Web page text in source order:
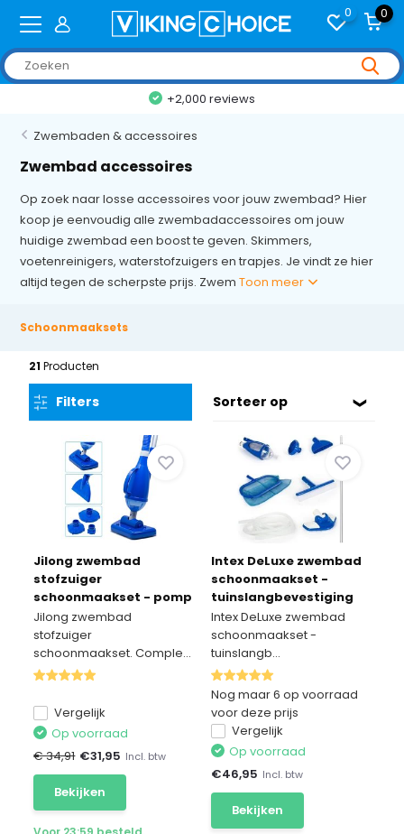
0 0
+2,000 reviews
Zwembaden & accessoires
Zwembad accessoires
Op zoek naar losse accessoires voor jouw zwembad? Hier
koop je eenvoudig alle zwembadaccessoires om jouw
huidige zwembad een boost te geven. Skimmers,
voetenreinigers, waterstofzuigers en trapjes. Je vindt ze hier
altijd tegen de scherpste prijs. ZwemToon meer
Schoonmaaksets
21Producten
Filters Sorteer op
Jilong zwembad
stofzuiger
schoonmaakset - pomp
aangedreven
Jilong zwembad
stofzuiger
schoonmaakset. Comple...
Vergelijk
Op voorraad
€ 34,91 €31,95 Incl. btw
Bekijken
Intex DeLuxe zwembad
schoonmaakset -
tuinslangbevestiging
Intex DeLuxe zwembad
schoonmaakset -
tuinslangb...
Nog maar 6 op voorraad
voor deze prijs
Vergelijk
Op voorraad
€46,95 Incl. btw
Bekijken